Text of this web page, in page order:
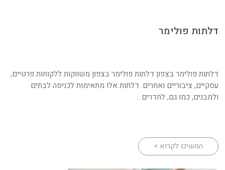
דלתות פולימר
דלתות פולימר בצפון דלתות פולימר בצפון משווקות ללקוחות פרטיים,
עסקיים, ציבוריים ואחרים. דלתות אלו מתאימות לכניסה לבתים
ולמבנים, כמו גם, לחדרים...
המשיכו לקרוא >